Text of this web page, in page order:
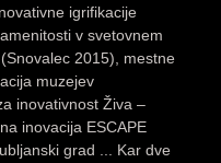
igrifikacije
v svetovnem
2015), mestne
muzejev
inovativnost Živa –
inovacija ESCAPE
grad ... Kar dve